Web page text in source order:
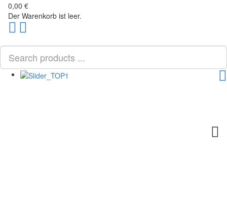
0,00 €
Der Warenkorb ist leer.
Scroll
to
Top
PLG_SYSTEM_VPFRAMEWORK_SCROLL_TO_BOTTOM